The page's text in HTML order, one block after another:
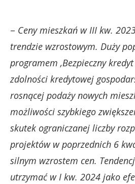
– Ceny mieszkań w III kw.
trendzie wzrostowym. Duży
programem ‚Bezpieczny
zdolności kredytowej
rosnącej podaży nowych
możliwości szybkiego
skutek ograniczanej liczby
projektów w poprzednich 6
silnym wzrostem cen.
utrzymać w I kw. 2024 jako